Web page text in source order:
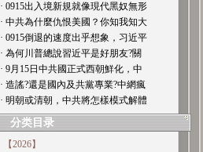
· 0915出入境新規就像現代黑奴無形
· 中共為什麼仇恨美國？你知我知大
· 0915倒退的速度出乎想象，习近平
· 為何川普總說習近平是好朋友?關
· 9月15日中共國正式西朝鮮化，中
· 造謠?還是國內及共黨專業?中網瘋
· 明朝或清朝，中共將怎樣模式解體
分类目录
【2026】